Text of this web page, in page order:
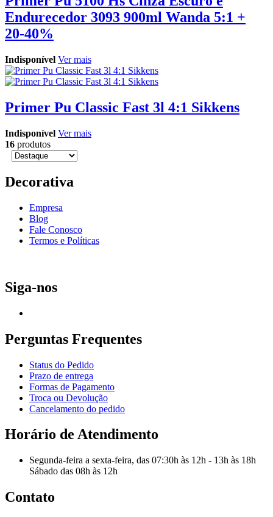
Endurecedor 3093 900ml Wanda 5:1 +
20-40%
Indisponível Ver mais
Primer Pu Classic Fast 3l 4:1 Sikkens
Indisponível Ver mais
16 produtos
Decorativa
Empresa
Blog
Fale Conosco
Termos e Políticas
Siga-nos
Perguntas Frequentes
Status do Pedido
Prazo de entrega
Formas de Pagamento
Troca ou Devolução
Cancelamento do pedido
Horário de Atendimento
Segunda-feira a sexta-feira, das 07:30h às 12h - 13h às 18h
Sábado das 08h às 12h
Contato